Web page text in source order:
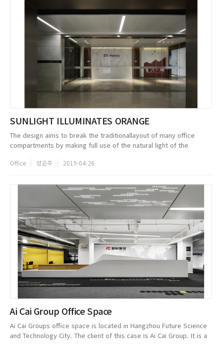
SUNLIGHT ILLUMINATES ORANGE
The design aims to break the traditionallayout of many office
compartments by making full use of the natural light of the
set the op...
Office 성은주 2019-04-26
Ai Cai Group Office Space
Ai Cai Groups office space is located in Hangzhou Future Science
and Technology City. The client of this case is Ai Cai Group. It is a